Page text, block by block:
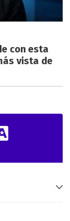
con esta
vista de